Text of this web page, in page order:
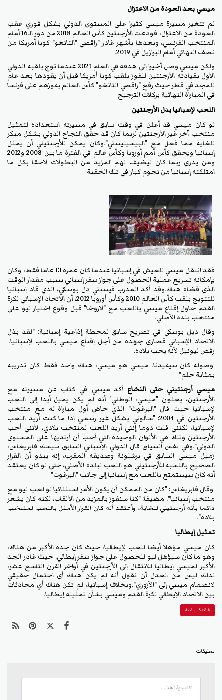
ميسي بعد العودة من الاعتزال
لم تتغير مسيرة ميسي كثيرا على المستوى الدولي بشكل فوري عقب
العودة من الاعتزال، فودعت الأرجنتين كأس العالم 2018 من دور الـ16 أمام
المنتخب الفرنسي، وبعدها بأشهر غادر "راقصي "التانغو" كوبا أمريكا من
نصف النهائي أمام البرازيل في 2019.
ولكن ميسي وصل أخيرا إلى هدفه في العام 2021 عندما توج بلقبه الدولي
الأول بقيادته الأرجنتين للفوز بلقب كوبا أمريكا قبل أن يقودها بعد عام
للمجد في قطر حيث رفع "راقصي التانغو" كأس العالم بفوزهم على فرنسا
في المباراة النهائية بركلات الترجيح.
اللعب لإسبانيا بدل الأرجنتين
لو كان ميسي قد أعلن في وقت سابق في مسيرته استعداده لتمثيل
منتخب آخر غير الأرجنتين لربما كان قد حقق النجاح الدولي بشكل مبكر
للغاية مما فعل مع "البيسيليستي".وكان يمكن للأرجنتيني أن يمثل
إسبانيا ويحقق كأس أمم أوروبا وكأس عالم في الفترة ما بين 2008 و2012
ومن يدري ربما كان ليضيف لهم المزيد من البطولات لاحقا بكل ما
امتلكته إسبانيا من نجوم كبار في تلك الحقبة.
فقد انتقل ميسي للعيش في إسبانيا عندما كان عمره 13 عاما فقط، وكان
بإمكانه تسريع عملية الحصول على جواز سفر إسباني بسبب مقدار الوقت
الذي قضاه هناك.وقد أكد المدرب فيسنتي دل بوسكي، الذي قاد إسبانيا
للتتويج بلقب كأس العالم 2010 وكأس أوروبا 2012، أن الاتحاد الإسباني لكرة
القدم حاول إقناع ميسي باللعب مع "لاروخا" قبل وقوع اختيار ليو على
منتخب بلده الأصلي.
وقال ديل بوسكي في تصريح سابق لمحطة إذاعية إسبانية: "لقد بذل
الاتحاد الإسباني قصارى جهده من أجل إقناع ميسي باللعب لإسبانيا..
رفض ليونيل لأنه يحب بلاده.
وصوله كان سيفيدنا. ميسي هو ميسي، هناك واحد فقط. كان تدريبه
بمثابة حلم".
ميسي أرجنتيني حتى النخاعأكد ميسي في كتاب عن مسيرته مع
الأرجنتين، بعنوان "ميسي، الوطني" أنه لم يكن يميل أبدا إلى اللعب
لإسبانيا حيث قال "البرغوث" الذي خاض أول مباراة له مع منتخب
الأرجنتين في 2004: "سألوني بشكل غير رسمي إذا ما كنت أريد اللعب
لإسبانيا، لكنني قلت دوما إنني أريد اللعب لمنتخب بلادي، لأنني أحب
الأرجنتين وتلك هي الألوان الوحيدة التي أحب أن أرتديها على المستوى
الدولي".وفي نفس السياق قال الدولي الإسباني السابق سيسك فابريغاس،
زميل ميسي السابق في برشلونة وصديقه المقرب، إنه يبدو أن القرار
الصحيح بالنسبة للأرجنتيني هو اللعب لبلده الأصلي، حتى لو كان يعتقد
أنه كان سيستمتع باللعب مع إسبانيا إلى جانب "البرغوث".
وقال فابريغاس: "كان من الممكن أن يكون الأمر استثنائيا لو لعب ليو مع
منتخب إسبانيا"، مضيفا: "كنا سنفوز بالمزيد من الألقاب، لكنه كان يشعر
دائما بأنه أرجنتيني للغاية، وأعتقد أنه كان القرار الأمثل باللعب لمنتخب
بلاده".
تمثيل إيطاليا
كان ميسي مؤهلا أيضا للعب لإيطاليا، حيث كان جده الأكبر من هناك،
وهو ما كان سيؤهل ليو للحصول على جواز سفر إيطالي، حيث غادر الجد
الأكبر لميسي إيطاليا للانتقال إلى الأرجنتين في أواخر القرن التاسع عشر،
لذلك ليس من العدل أن نقول أنه لم يكن هناك أي احتمال حقيقي
لانضمام ميسي إلى "الأزوري".وبخلاف إسبانيا، لم تكن هناك أي محادثات
بين الاتحاد الإيطالي لكرة القدم وميسي بشأن تمثيله إيطاليا.
النافذة - رياضة
تعليقات